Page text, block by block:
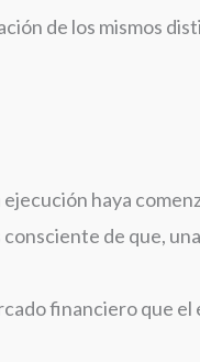
de los mismos
haya
de que,
financiero que el